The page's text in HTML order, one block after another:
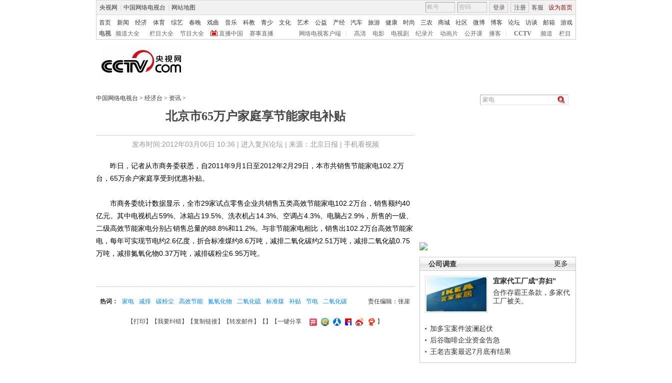
央视网 中国网络电视台 网站地图 客服 设为首页
登录 注册
首页 新闻 经济 体育 综艺 春晚 戏曲 音乐 科教 青少 文化 艺术 公益 产经 汽车 旅游 健康 时尚 三农 商城 社区 微博 博客 论坛 访谈 邮箱
游戏
电视
频道大全 栏目大全 节目大全 直播中国 赛事直播 网络电视客户端 高清 电影 电视剧 纪录片 动画片 公开课 播客 CCTV 频道 栏目
中国网络电视台 > 经济台 > 资讯 >
北京市65万户家庭享节能家电补贴
发布时间:2012年03月06日 10:36 | 进入复兴论坛| 来源：北京日报 | 手机看视频
更多
公司调查
宜家代工厂成“弃妇”
合作存霸王条款，多家代
工厂被关。
加多宝案件波澜起伏
后谷咖啡企业资金告急
王老吉案最迟7月底有结果
昨日，记者从市商务委获悉，自2011年9月1日至2012年2月29日，本市共销售节能家电102.2万
台，65万余户家庭享受到优惠补贴。
市商务委统计数据显示，全市29家试点零售企业共销售五类高效节能家电102.2万台，销售额约40
亿元。其中电视机占59%、冰箱占19.5%、洗衣机占14.3%、空调占4.3%、电脑占2.9%，所售的一级、
二级高效节能家电分别占销售总量的88.8%和11.2%。与非节能家电相比，销售出102.2万台高效节能家
电，每年可实现节电约2.6亿度，折合标准煤约8.6万吨，减排二氧化碳约2.51万吨，减排二氧化硫0.75
万吨，减排氮氧化物0.37万吨，减排碳粉尘6.95万吨。
责任编辑：张崖
热词： 家电 减排 碳粉尘 高效节能 氮氧化物 二氧化硫 标准煤 补贴 节电 二氧化碳
【打印 】【我要纠错】【复制链接】【转发邮件】【 】 【一键分享 】